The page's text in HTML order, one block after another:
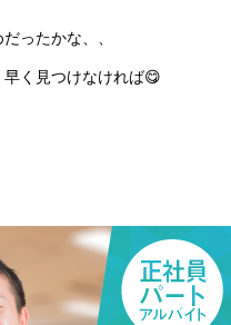
ったかな、、
く見つけなければ😋